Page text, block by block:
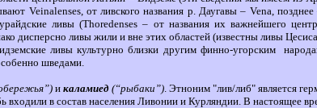
Veinalenses, от ливского названия р. Даугавы – Vena,
ливы (Thoredenses – от названия их важнейшего
дисперсно ливы жили и вне этих областей (известны ливы
ливы культурно близки другим финно-угорским
шведами.
икаламиед (“рыбаки”). Этноним "лив/либ" является
входили в состав населения Ливонии и Курляндии. В настоящее